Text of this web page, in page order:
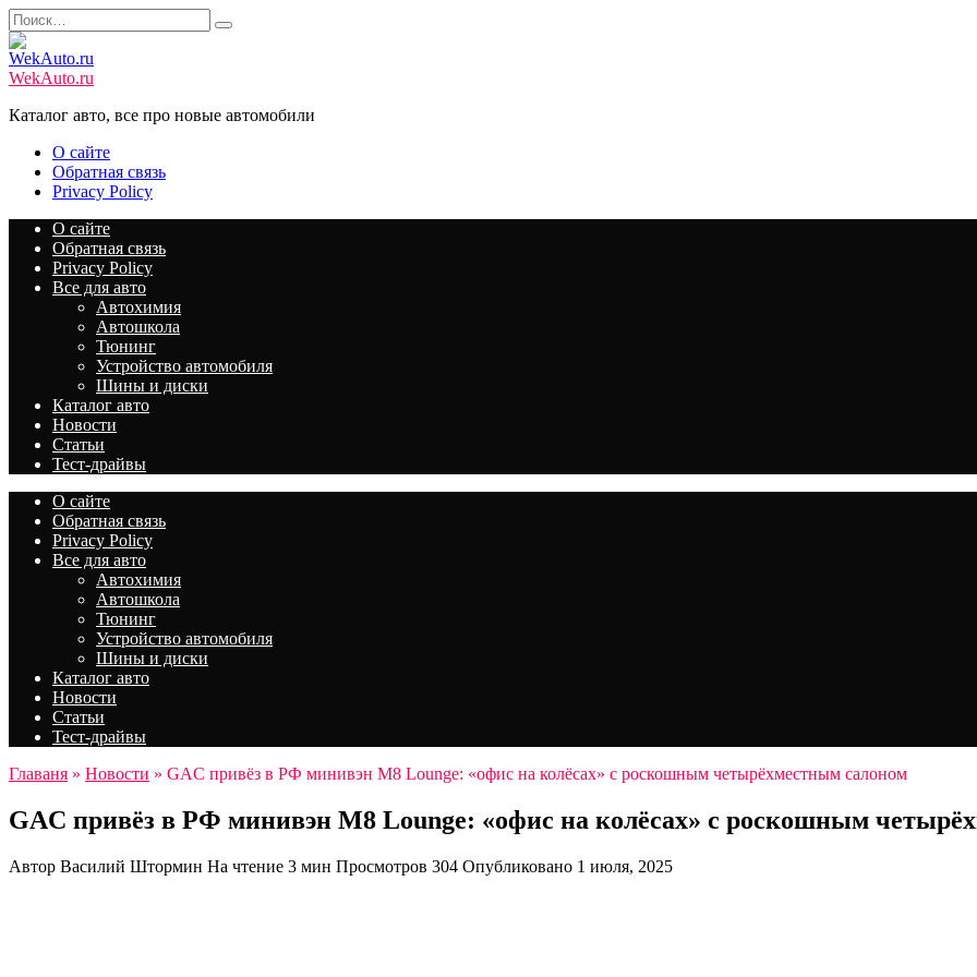
Перейти
к
содержанию
Search
for:
WekAuto.ru
Каталог авто, все про новые автомобили
О сайте
Обратная связь
Privacy Policy
О сайте
Обратная связь
Privacy Policy
Все для авто
Автохимия
Автошкола
Тюнинг
Устройство автомобиля
Шины и диски
Каталог авто
Новости
Статьи
Тест-драйвы
О сайте
Обратная связь
Privacy Policy
Все для авто
Автохимия
Автошкола
Тюнинг
Устройство автомобиля
Шины и диски
Каталог авто
Новости
Статьи
Тест-драйвы
Главаня » Новости » GAC привёз в РФ минивэн M8 Lounge: «офис на колёсах» с роскошным четырёхместным салоном
GAC привёз в РФ минивэн M8 Lounge: «офис на колёсах» с роскошным
Автор Василий Штормин На чтение 3 мин Просмотров 304 Опубликовано 1 июля, 2025